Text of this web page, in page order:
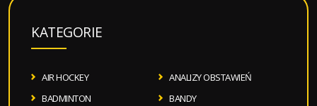
KATEGORIE
AIR HOCKEY
ANALIZY OBSTAWIEŃ
BADMINTON
BANDY